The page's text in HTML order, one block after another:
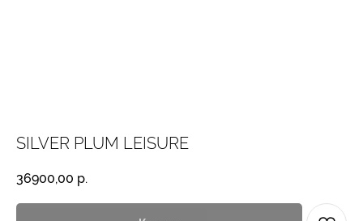
SILVER PLUM LEISURE
36900,00 р.